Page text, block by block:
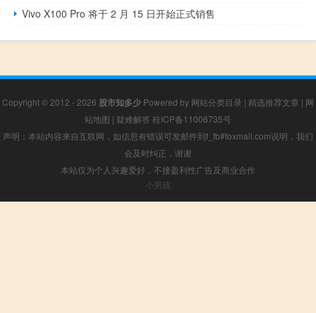
Vivo X100 Pro 将于 2 月 15 日开始正式销售
Copyright © 2012 - 2026 股市知多少 Powered by 网站分类目录 | 精选推荐文章 | 网
站地图 | 疑难解答 桂ICP备11006735号
声明：本站内容来自互联网，如信息有错误可发邮件到f_fb#foxmail.com说明，我们
会及时纠正，谢谢
本站仅为个人兴趣爱好，不接盈利性广告及商业合作
小男孩